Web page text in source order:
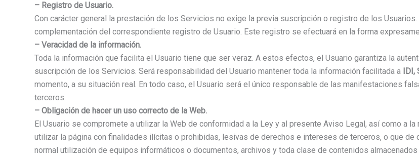
– Registro de Usuario.
Con carácter general la prestación de los Servicios no exige la previa suscripción o registro de los Usuarios.
complementación del correspondiente registro de Usuario. Este registro se efectuará en la forma
– Veracidad de la información.
Toda la información que facilita el Usuario tiene que ser veraz. A estos efectos, el Usuario garantiza la
suscripción de los Servicios. Será responsabilidad del Usuario mantener toda la información facilitada a
IDI,
momento, a su situación real. En todo caso, el Usuario será el único responsable de las manifestaciones
terceros.
– Obligación de hacer un uso correcto de la Web.
El Usuario se compromete a utilizar la Web de conformidad a la Ley y al presente Aviso Legal, así como a
utilizar la página con finalidades ilícitas o prohibidas, lesivas de derechos e intereses de terceros, o que de
normal utilización de equipos informáticos o documentos, archivos y toda clase de contenidos